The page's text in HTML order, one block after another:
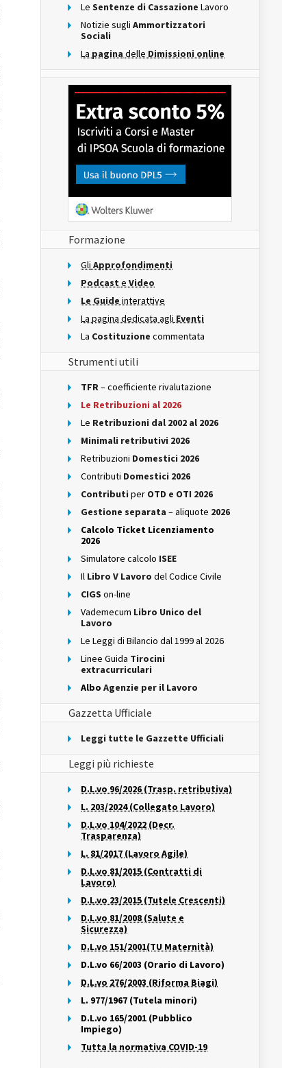
Le Sentenze di Cassazione Lavoro
Notizie sugli Ammortizzatori
Sociali
La pagina delle Dimissioni online
Formazione
Gli Approfondimenti
Podcast e Video
Le Guide interattive
La pagina dedicata agli Eventi
La Costituzione commentata
Strumenti utili
TFR– coefficiente rivalutazione
Le Retribuzioni al 2026
Le Retribuzioni dal 2002 al 2026
Minimali retributivi 2026
Retribuzioni Domestici 2026
Contributi Domestici 2026
Contributi per OTD e OTI 2026
Gestione separata – aliquote 2026
Calcolo Ticket Licenziamento
2026
Simulatore calcolo ISEE
Il Libro V Lavoro del Codice Civile
CIGS on-line
Vademecum Libro Unico del
Lavoro
Le Leggi di Bilancio dal 1999 al 2026
Linee Guida Tirocini
extracurriculari
Albo Agenzie per il Lavoro
Gazzetta Ufficiale
Leggi tutte le Gazzette Ufficiali
Leggi più richieste
D.L.vo 96/2026 (Trasp. retributiva)
L. 203/2024 (Collegato Lavoro)
D.L.vo 104/2022 (Decr.
Trasparenza)
L. 81/2017 (Lavoro Agile)
D.L.vo 81/2015 (Contratti di
Lavoro)
D.L.vo 23/2015 (Tutele Crescenti)
D.L.vo 81/2008 (Salute e
Sicurezza)
D.L.vo 151/2001(TU Maternità)
D.L.vo 66/2003 (Orario di Lavoro)
D.L.vo 276/2003 (Riforma Biagi)
L. 977/1967 (Tutela minori)
D.L.vo 165/2001 (Pubblico
Impiego)
Tutta la normativa COVID-19